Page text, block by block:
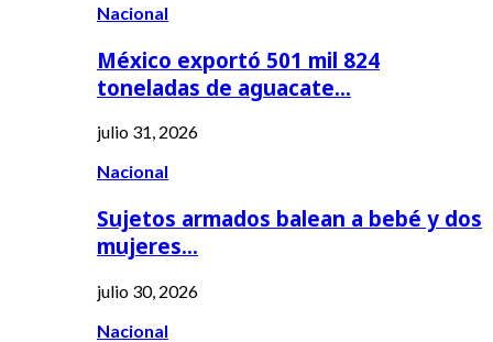
Nacional
México exportó 501 mil 824
toneladas de aguacate…
julio 31, 2026
Nacional
Sujetos armados balean a bebé y dos
mujeres…
julio 30, 2026
Nacional